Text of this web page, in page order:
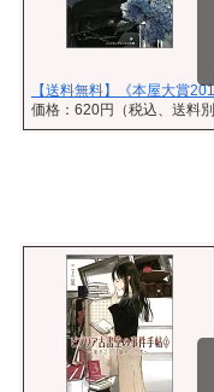
【送料無料】《本屋大賞
価格：620円（税込、送料別